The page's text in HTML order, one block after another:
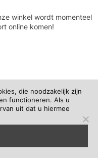
winkel wordt momenteel
online komen!
die noodzakelijk zijn
functioneren. Als u
uit dat u hiermee